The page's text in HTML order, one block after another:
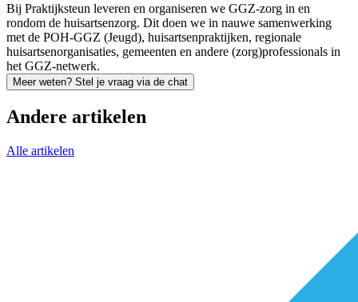
Bij Praktijksteun leveren en organiseren we GGZ-zorg in en
rondom de huisartsenzorg. Dit doen we in nauwe samenwerking
met de POH-GGZ (Jeugd), huisartsenpraktijken, regionale
huisartsenorganisaties, gemeenten en andere (zorg)professionals in
het GGZ-netwerk.
Meer weten? Stel je vraag via de chat
Andere artikelen
Alle artikelen